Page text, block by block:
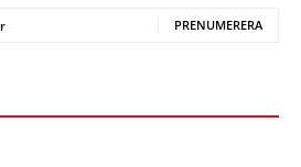
PRENUMERERA